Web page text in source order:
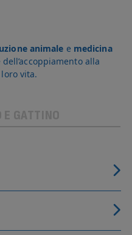
animale e medicina
alla
vita.